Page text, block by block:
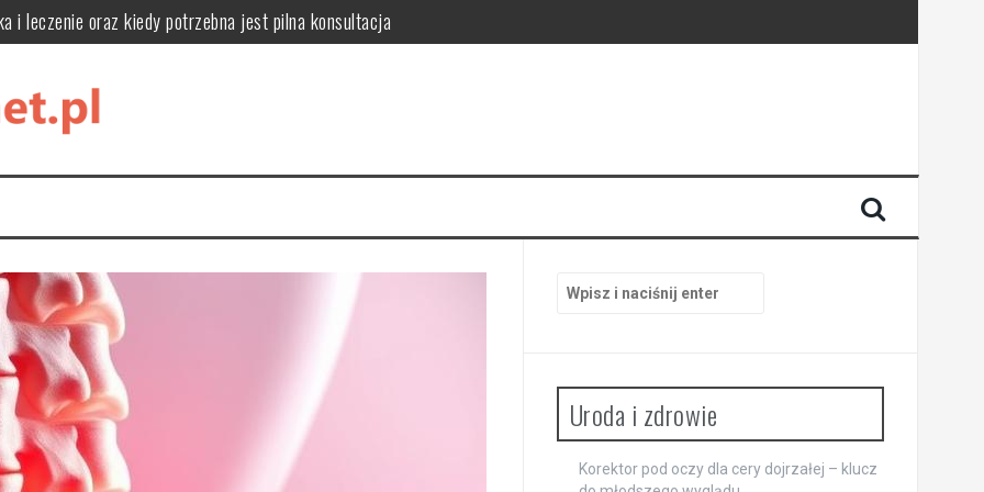
i leczenie oraz kiedy potrzebna jest pilna konsultacja
zastosowanie w kosmetykach
stosować?
style i funkcjonalne rozwiązania do domowej biblioteki
Uroda i zdrowie
Korektor pod oczy dla cery dojrzałej – klucz